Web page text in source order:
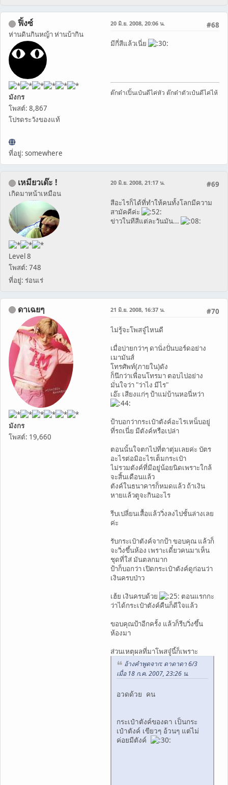
ฟิ้งซ์
ห่านดินกินหญ้า ห่านบ้ากิน
มังกร
โพสต์: 8,867
โปรดระวังของแท้
ที่อยู่: somewhere
#68
20 มิ.ย. 2008, 20:06 น.
มีกี่สีแล้วเนี่ย
ต๊กต๋าเปิ้นเป๋นดีไค่หัว ต๊กต๋าตัวเป๋นดีไค่ไห้
เหมียวเด๊ะ !
เกิดมาหน้าเหมือน
Level 8
โพสต์: 748
ที่อยู่: ร่อนเร่
#69
20 มิ.ย. 2008, 21:17 น.
สีอะไรก็ได้ที่ทำให้คนทั้งโลกมีความ
สามัคคีค่ะ
ข่าวในทีสีแต่ละวันมัน...
ดาเฉยๆ
มังกร
โพสต์: 19,660
#70
21 มิ.ย. 2008, 16:37 น.
ไม่รู้จะโพสจู๋ไหนดี
เมื่อบ่ายกว่าๆ ดานั่งปั่นบอร์ดอย่าง
เมามันส์
โทรศัพท์(ภายใน)ดัง
ก็นึกว่าเพื่อนโทรมา ตอบไปอย่าง
มั่นใจว่า "ว่าไง มีไร"
เอ๊ะ เสียงแก่ๆ ป้าแม่บ้านหอนี่หว่า
ป้าบอกว่ากระเป๋าตังค์อะไรเหน็บอยู่
ที่รถเนี่ย มีตังค์หรือเปล่า
ตอนนั้นใจตกไปที่ตาตุ่มเลยค่ะ บัตร
อะไรต่อมิอะไรเต็มกระเป๋า
ไม่รวมตังค์ที่มีอยู่น้อยนิดเพราะใกล้
จะสิ้นเดือนแล้ว
ตังค์ในธนาคารก็หมดแล้ว ถ้าเงิน
หายแล้วตูจะกินอะไร
รีบเปลี่ยนเสื้อแล้ววิ่งลงไปชั้นล่างเลย
ค่ะ
รับกระเป๋าตังค์จากป้า ขอบคุณ แล้วก็
จะวิ่งขึ้นห้อง เพราะเดี๋ยวคนมาเห็น
ชุดที่ใส่ มันตลกมาก
ป้าก็บอกว่า เปิดกระเป๋าตังค์ดูก่อนว่า
เงินครบป่าว
เฮ้ย เงินครบด้วย
ตอนแรกกะ
ว่าได้กระเป๋าตังค์คืนก็ดีใจแล้ว
ขอบคุณป้าอีกครั้ง แล้วก็รีบวิ่งขึ้น
ห้องมา
ส่วนเหตุผลที่มาโพสจู๋นี้ก็เพราะ
อ้างคำพูดจาก: ดาดาดา 6/3
เมื่อ 18 ก.ค. 2007, 23:26 น.
อวดด้วย คน
กระเป๋าตังค์ของดา เป็นกระ
เป๋าตังค์ เขียวๆ อ้วนๆ แต่ไม่
ค่อยมีตังค์